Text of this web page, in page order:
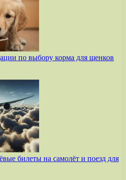
по выбору корма для щенков
билеты на самолёт и поезд для